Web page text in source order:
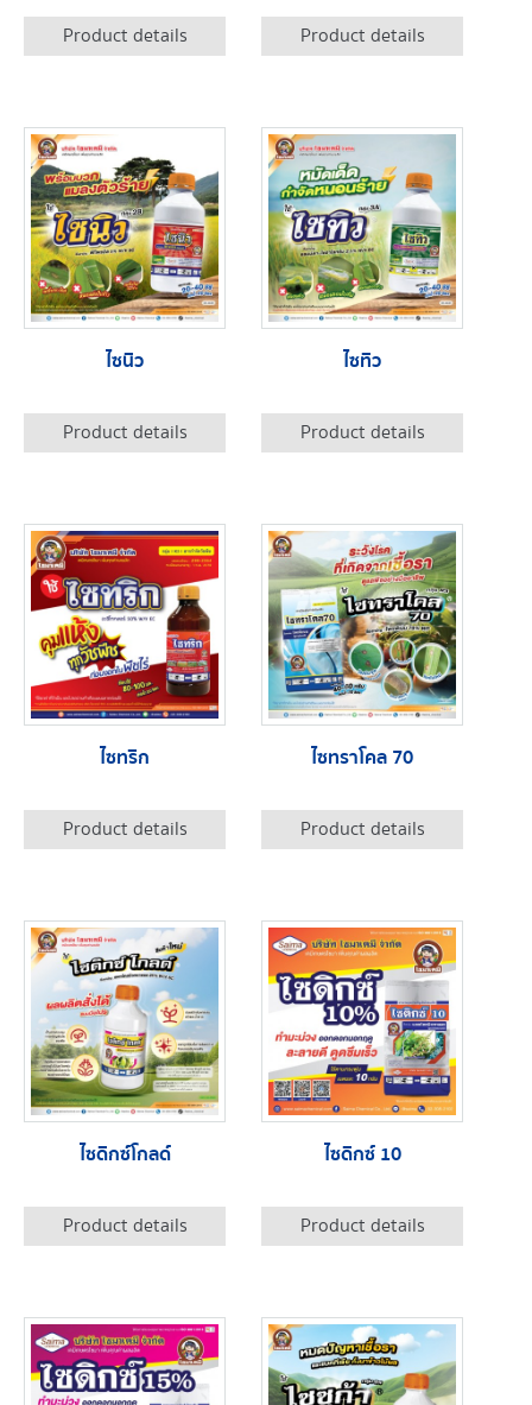
Product details Product details
ไซนิว
Product details
ไซทิว
Product details
ไซทริก
Product details
ไซทราโคล 70
Product details
ไซดิกซ์โกลด์
Product details
ไซดิกซ์ 10
Product details